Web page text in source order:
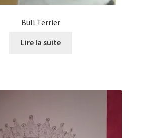
Bull Terrier
Lire la suite